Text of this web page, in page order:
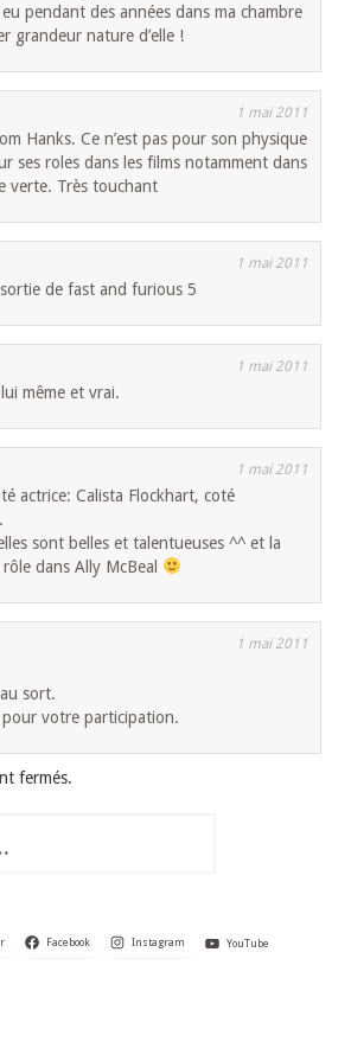
pendant des années dans ma chambre
grandeur nature d’elle !
1 mai 2011
Hanks. Ce n’est pas pour son physique
ses roles dans les films notamment dans
verte. Très touchant
1 mai 2011
de fast and furious 5
1 mai 2011
même et vrai.
1 mai 2011
actrice: Calista Flockhart, coté
sont belles et talentueuses ^^ et la
dans Ally McBeal
1 mai 2011
sort.
votre participation.
fermés.
Facebook Instagram YouTube